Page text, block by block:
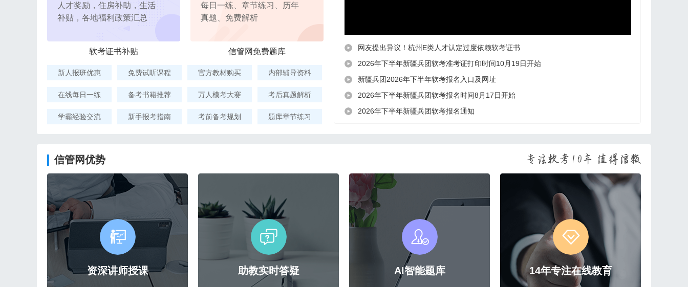
人才奖励，住房补助，生活
补贴，各地福利政策汇总
软考证书补贴
每日一练、章节练习、历年
真题、免费解析
信管网免费题库
新人报班优惠 免费试听课程 官方教材购买 内部辅导资料
在线每日一练 备考书籍推荐 万人模考大赛 考后真题解析
学霸经验交流 新手报考指南 考前备考规划 题库章节练习
网友提出异议！杭州E类人才认定过度依赖软考证书
2026年下半年新疆兵团软考准考证打印时间10月19日开始
新疆兵团2026年下半年软考报名入口及网址
2026年下半年新疆兵团软考报名时间8月17日开始
2026年下半年新疆兵团软考报名通知
信管网优势
资深讲师授课 助教实时答疑 AI智能题库 14年专注在线教育